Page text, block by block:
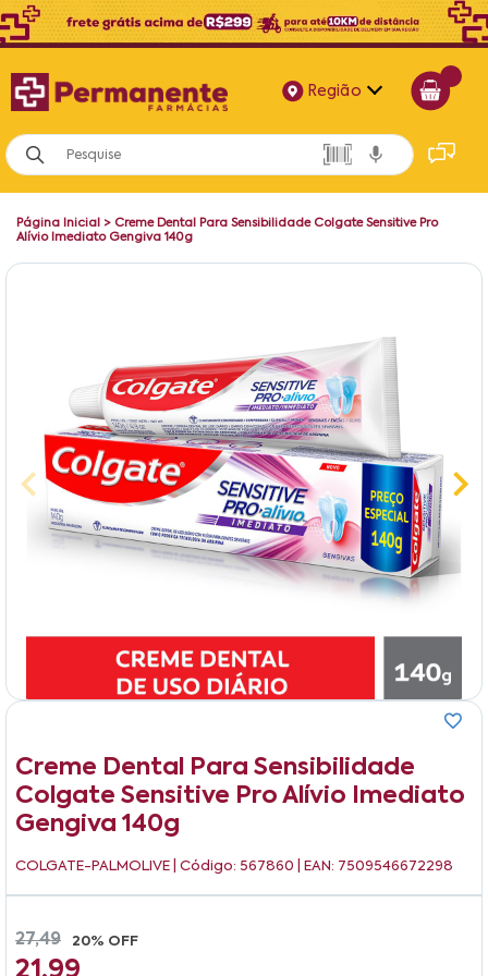
Região
Alagoas
Bahia
Página Inicial > Creme Dental Para Sensibilidade Colgate Sensitive Pro
Alívio Imediato Gengiva 140g
Creme Dental Para Sensibilidade
Colgate Sensitive Pro Alívio Imediato
Gengiva 140g
COLGATE-PALMOLIVE | Código: 567860 | EAN: 7509546672298
27,49 20% OFF
21,99